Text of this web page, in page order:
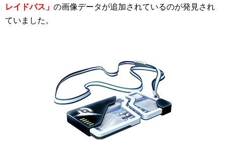
レイドパス」 の画像データが追加されているのが発見され
ていました。